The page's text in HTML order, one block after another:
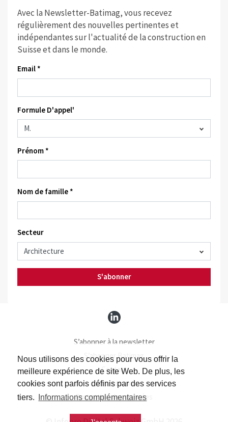
Nous utilisons des cookies pour vous offrir la
meilleure expérience de site Web. De plus, les
cookies sont parfois définis par des services
tiers.
Informations complémentaires
Avec la Newsletter-Batimag, vous recevez
régulièrement des nouvelles pertinentes et
indépendantes sur l'actualité de la construction en
Suisse et dans le monde.
Email *
Formule D'appel'
Prénom *
Nom de famille *
Secteur
S'abonner
S’abonner à la newsletter
S’abonner Batimag
Contact
Impressum
Protection des données